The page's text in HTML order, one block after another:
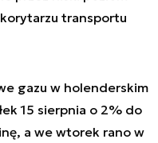
transportu
gazu w holenderskim
15 sierpnia o 2% do
a we wtorek rano w